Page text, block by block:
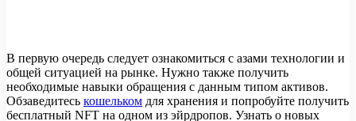
В первую очередь следует ознакомиться с азами технологии и
общей ситуацией на рынке. Нужно также получить
необходимые навыки обращения с данным типом активов.
Обзаведитесь кошельком для хранения и попробуйте получить
бесплатный NFT на одном из эйрдропов. Узнать о новых